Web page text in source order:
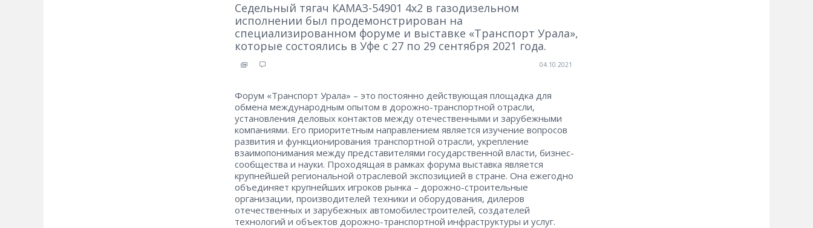
Седельный тягач КАМАЗ-54901 4х2 в газодизельном
исполнении был продемонстрирован на
специализированном форуме и выставке «Транспорт Урала»,
которые состоялись в Уфе с 27 по 29 сентября 2021 года.
04.10.2021
Форум «Транспорт Урала» – это постоянно действующая площадка для
обмена международным опытом в дорожно-транспортной отрасли,
установления деловых контактов между отечественными и зарубежными
компаниями. Его приоритетным направлением является изучение вопросов
развития и функционирования транспортной отрасли, укрепление
взаимопонимания между представителями государственной власти, бизнес-
сообщества и науки. Проходящая в рамках форума выставка является
крупнейшей региональной отраслевой экспозицией в стране. Она ежегодно
объединяет крупнейших игроков рынка – дорожно-строительные
организации, производителей техники и оборудования, дилеров
отечественных и зарубежных автомобилестроителей, создателей
технологий и объектов дорожно-транспортной инфраструктуры и услуг.